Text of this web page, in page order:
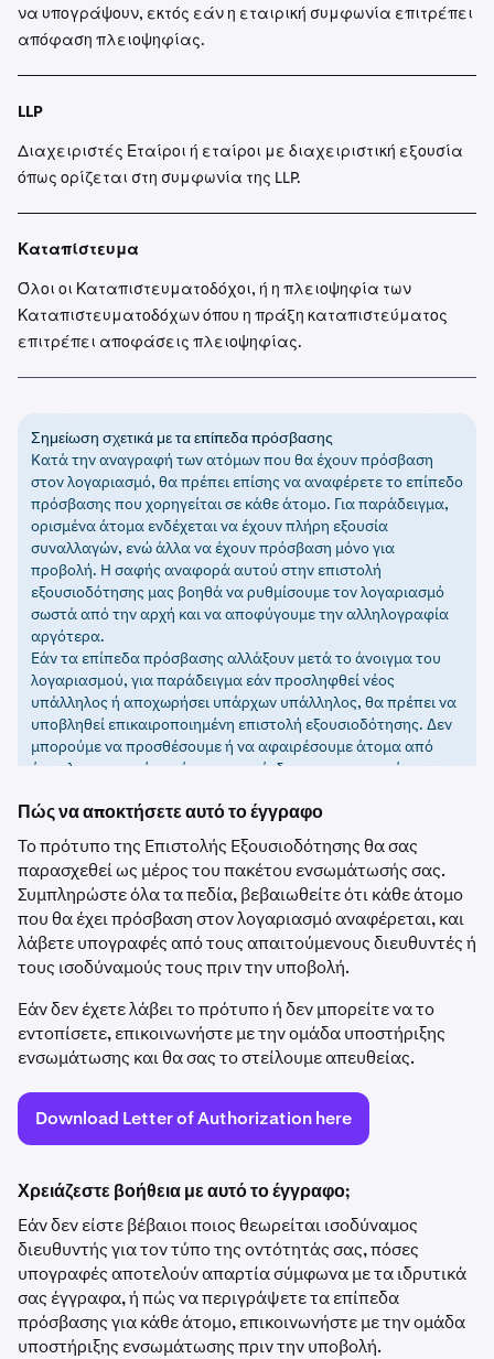
να υπογράψουν, εκτός εάν η εταιρική συμφωνία επιτρέπει
απόφαση πλειοψηφίας.
LLP
Διαχειριστές Εταίροι ή εταίροι με διαχειριστική εξουσία
όπως ορίζεται στη συμφωνία της LLP.
Καταπίστευμα
Όλοι οι Καταπιστευματοδόχοι, ή η πλειοψηφία των
Καταπιστευματοδόχων όπου η πράξη καταπιστεύματος
επιτρέπει αποφάσεις πλειοψηφίας.
Σημείωση σχετικά με τα επίπεδα πρόσβασης
Κατά την αναγραφή των ατόμων που θα έχουν πρόσβαση
στον λογαριασμό, θα πρέπει επίσης να αναφέρετε το επίπεδο
πρόσβασης που χορηγείται σε κάθε άτομο. Για παράδειγμα,
ορισμένα άτομα ενδέχεται να έχουν πλήρη εξουσία
συναλλαγών, ενώ άλλα να έχουν πρόσβαση μόνο για
προβολή. Η σαφής αναφορά αυτού στην επιστολή
εξουσιοδότησης μας βοηθά να ρυθμίσουμε τον λογαριασμό
σωστά από την αρχή και να αποφύγουμε την αλληλογραφία
αργότερα.
Εάν τα επίπεδα πρόσβασης αλλάξουν μετά το άνοιγμα του
λογαριασμού, για παράδειγμα εάν προσληφθεί νέος
υπάλληλος ή αποχωρήσει υπάρχων υπάλληλος, θα πρέπει να
υποβληθεί επικαιροποιημένη επιστολή εξουσιοδότησης. Δεν
μπορούμε να προσθέσουμε ή να αφαιρέσουμε άτομα από
έναν λογαριασμό χωρίς την επανέκδοση και την εκ νέου
Πώς να αποκτήσετε αυτό το έγγραφο
Το πρότυπο της Επιστολής Εξουσιοδότησης θα σας
παρασχεθεί ως μέρος του πακέτου ενσωμάτωσής σας.
Συμπληρώστε όλα τα πεδία, βεβαιωθείτε ότι κάθε άτομο
που θα έχει πρόσβαση στον λογαριασμό αναφέρεται, και
λάβετε υπογραφές από τους απαιτούμενους διευθυντές ή
τους ισοδύναμούς τους πριν την υποβολή.
Εάν δεν έχετε λάβει το πρότυπο ή δεν μπορείτε να το
εντοπίσετε, επικοινωνήστε με την ομάδα υποστήριξης
ενσωμάτωσης και θα σας το στείλουμε απευθείας.
Download Letter of Authorization here
Χρειάζεστε βοήθεια με αυτό το έγγραφο;
Εάν δεν είστε βέβαιοι ποιος θεωρείται ισοδύναμος
διευθυντής για τον τύπο της οντότητάς σας, πόσες
υπογραφές αποτελούν απαρτία σύμφωνα με τα ιδρυτικά
σας έγγραφα, ή πώς να περιγράψετε τα επίπεδα
πρόσβασης για κάθε άτομο, επικοινωνήστε με την ομάδα
υποστήριξης ενσωμάτωσης πριν την υποβολή.